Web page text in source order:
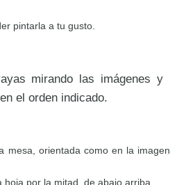
pintarla a tu gusto.
mirando las imágenes y
el orden indicado.
mesa, orientada como en la imagen
hoja por la mitad, de abajo arriba.